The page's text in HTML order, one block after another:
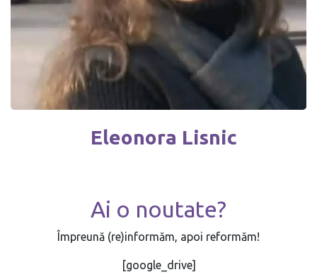
Eleonora Lisnic
Ai o noutate?
Împreună (re)informăm, apoi reformăm!
[google_drive]